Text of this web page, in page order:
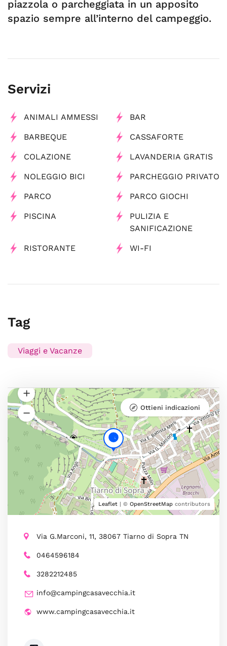
piazzola o parcheggiata in un apposito
spazio sempre all’interno del campeggio.
Servizi
ANIMALI AMMESSI BAR
BARBEQUE CASSAFORTE
COLAZIONE LAVANDERIA GRATIS
NOLEGGIO BICI PARCHEGGIO PRIVATO
PARCO PARCO GIOCHI
PISCINA
PULIZIA E
SANIFICAZIONE
RISTORANTE WI-FI
Tag
Viaggi e Vacanze
Leaflet | © OpenStreetMap contributors
Ottieni indicazioni
Via G.Marconi, 11, 38067 Tiarno di Sopra TN
0464596184
3282212485
info@campingcasavecchia.it
www.campingcasavecchia.it